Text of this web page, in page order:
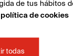
de tus hábitos
política de cookies
todas